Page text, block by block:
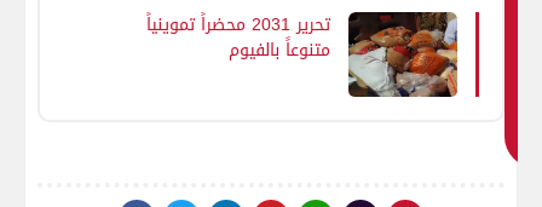
المهد.. والتعامل الحازم مع
المتغيرات غير القانونية
تحرير 2031 محضراً تموينياً
متنوعاً بالفيوم